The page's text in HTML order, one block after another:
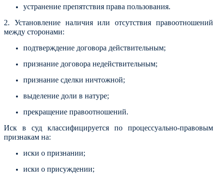
устранение препятствия права пользования.
2. Установление наличия или отсутствия правоотношений
между сторонами:
подтверждение договора действительным;
признание договора недействительным;
признание сделки ничтожной;
выделение доли в натуре;
прекращение правоотношений.
Иск в суд классифицируется по процессуально-правовым
признакам на:
иски о признании;
иски о присуждении;